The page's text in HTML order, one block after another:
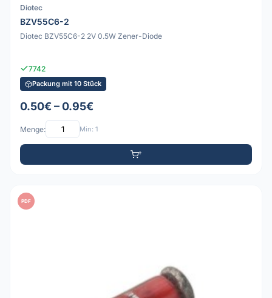
Diotec
BZV55C6-2
Diotec BZV55C6-2 2V 0.5W Zener-Diode
7742
Packung mit 10 Stück
0.50€ – 0.95€
Menge: Min: 1
PDF